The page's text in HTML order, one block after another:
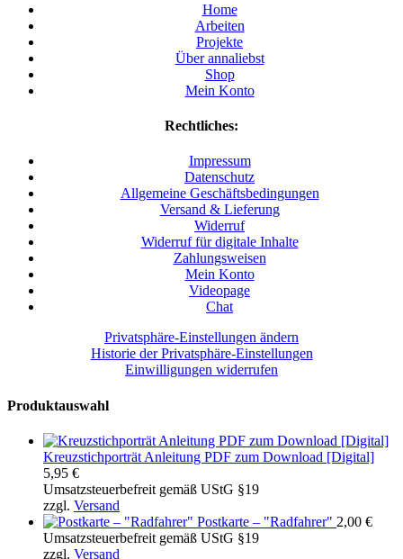
Home
Arbeiten
Projekte
Über annaliebst
Shop
Mein Konto
Rechtliches:
Impressum
Datenschutz
Allgemeine Geschäftsbedingungen
Versand & Lieferung
Widerruf
Widerruf für digitale Inhalte
Zahlungsweisen
Mein Konto
Videopage
Chat
Privatsphäre-Einstellungen ändern
Historie der Privatsphäre-Einstellungen
Einwilligungen widerrufen
Produktauswahl
Kreuzstichporträt Anleitung PDF zum Download [Digital]
5,95 €
Umsatzsteuerbefreit gemäß UStG §19
zzgl. Versand
Postkarte – "Radfahrer" 2,00 €
Umsatzsteuerbefreit gemäß UStG §19
zzgl. Versand